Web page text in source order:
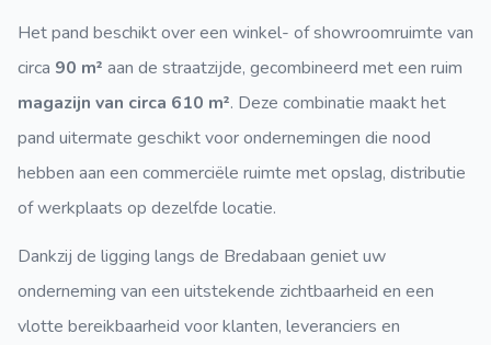
Het pand beschikt over een winkel- of showroomruimte van
circa 90 m² aan de straatzijde, gecombineerd met een ruim
magazijn van circa 610 m². Deze combinatie maakt het
pand uitermate geschikt voor ondernemingen die nood
hebben aan een commerciële ruimte met opslag, distributie
of werkplaats op dezelfde locatie.
Dankzij de ligging langs de Bredabaan geniet uw
onderneming van een uitstekende zichtbaarheid en een
vlotte bereikbaarheid voor klanten, leveranciers en